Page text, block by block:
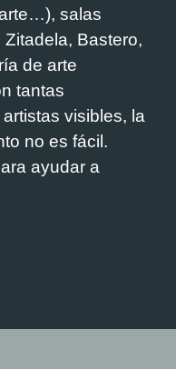
salas
Bastero,
de arte
tantas
visibles, la
no es fácil.
ayudar a